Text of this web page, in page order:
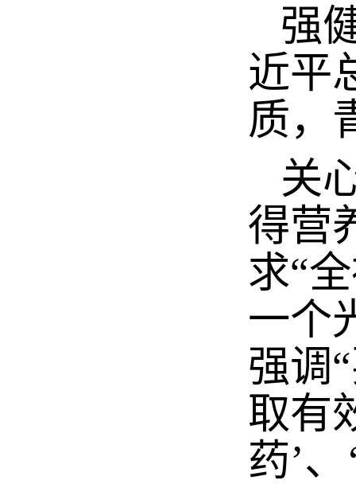
强
近平
质，
关
得营
求“
一个
强调
取有
药’